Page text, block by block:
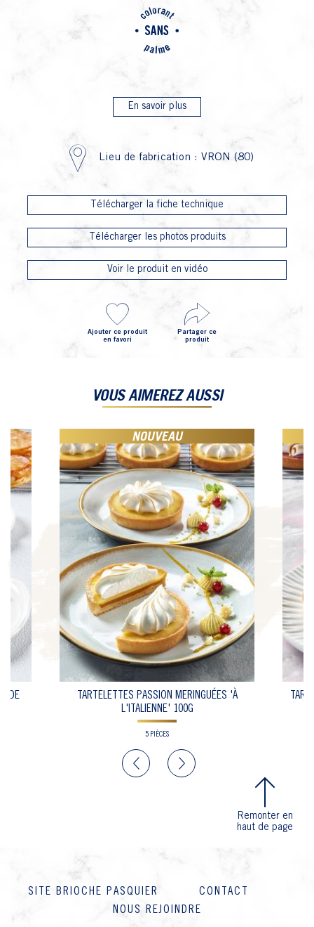
En savoir plus
Lieu de fabrication : VRON (80)
Télécharger la fiche technique
Télécharger les photos produits
Voir le produit en vidéo
Ajouter ce produit
en favori
Partager ce
produit
VOUS AIMEREZ AUSSI
TARTELETTES PASSION MERINGUÉES 'À
L'ITALIENNE' 100G
5 PIÈCES
NOUVEAU
Remonter en
haut de page
SITE BRIOCHE PASQUIER
CONTACT
NOUS REJOINDRE